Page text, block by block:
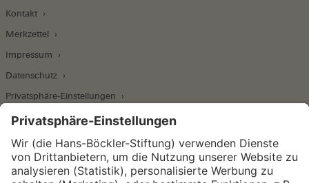
Kontakt
Merkzettel
Impressum
Datenschutz
Privatsphäre-Einstellungen
Wirtschafts- und Sozialwissenschaftliches Institut